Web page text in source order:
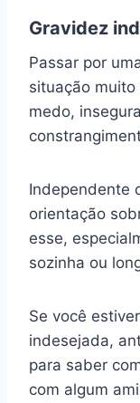
Gravidez
Passar por
situação
medo,
Independente
orientação
esse,
sozinha ou
Se você
indesejada,
para saber
com algum